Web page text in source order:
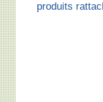
produits